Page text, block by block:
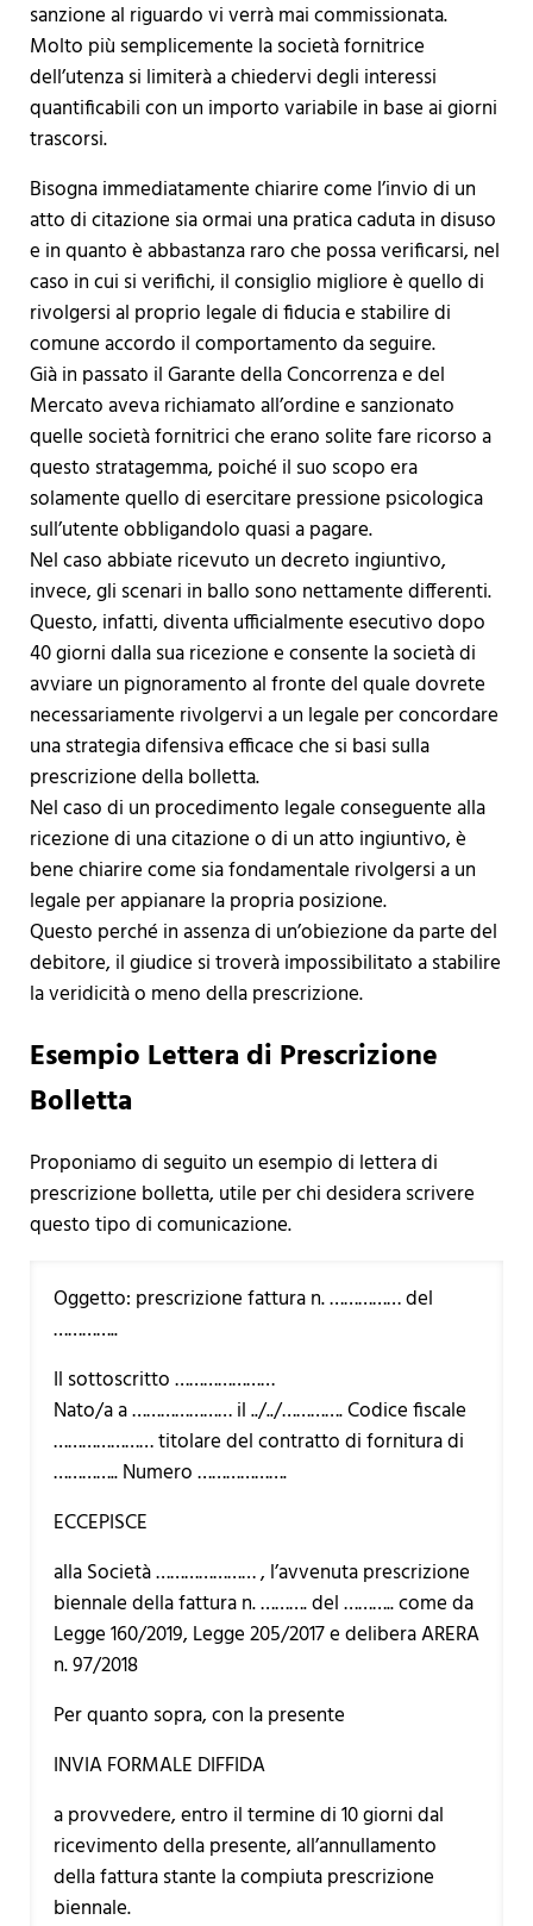
sanzione al riguardo vi verrà mai commissionata.
Molto più semplicemente la società fornitrice
dell’utenza si limiterà a chiedervi degli interessi
quantificabili con un importo variabile in base ai giorni
trascorsi.
Bisogna immediatamente chiarire come l’invio di un
atto di citazione sia ormai una pratica caduta in disuso
e in quanto è abbastanza raro che possa verificarsi, nel
caso in cui si verifichi, il consiglio migliore è quello di
rivolgersi al proprio legale di fiducia e stabilire di
comune accordo il comportamento da seguire.
Già in passato il Garante della Concorrenza e del
Mercato aveva richiamato all’ordine e sanzionato
quelle società fornitrici che erano solite fare ricorso a
questo stratagemma, poiché il suo scopo era
solamente quello di esercitare pressione psicologica
sull’utente obbligandolo quasi a pagare.
Nel caso abbiate ricevuto un decreto ingiuntivo,
invece, gli scenari in ballo sono nettamente differenti.
Questo, infatti, diventa ufficialmente esecutivo dopo
40 giorni dalla sua ricezione e consente la società di
avviare un pignoramento al fronte del quale dovrete
necessariamente rivolgervi a un legale per concordare
una strategia difensiva efficace che si basi sulla
prescrizione della bolletta.
Nel caso di un procedimento legale conseguente alla
ricezione di una citazione o di un atto ingiuntivo, è
bene chiarire come sia fondamentale rivolgersi a un
legale per appianare la propria posizione.
Questo perché in assenza di un’obiezione da parte del
debitore, il giudice si troverà impossibilitato a stabilire
la veridicità o meno della prescrizione.
Esempio Lettera di Prescrizione
Bolletta
Proponiamo di seguito un esempio di lettera di
prescrizione bolletta, utile per chi desidera scrivere
questo tipo di comunicazione.
Oggetto: prescrizione fattura n. …………… del
…………..
Il sottoscritto …………………
Nato/a a ………………… il ../../…………. Codice fiscale
………………… titolare del contratto di fornitura di
………….. Numero ……………….
ECCEPISCE
alla Società ………………… , l’avvenuta prescrizione
biennale della fattura n. ………. del ……….. come da
Legge 160/2019, Legge 205/2017 e delibera ARERA
n. 97/2018
Per quanto sopra, con la presente
INVIA FORMALE DIFFIDA
a provvedere, entro il termine di 10 giorni dal
ricevimento della presente, all’annullamento
della fattura stante la compiuta prescrizione
biennale.